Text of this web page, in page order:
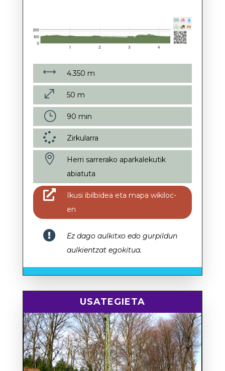
, 4.350 m
. 50 m
} 90 min
 Zirkularra

Herri sarrerako aparkalekutik
abiatuta

Ikusi ibilbidea eta mapa wikiloc-
en

Ez dago aulkitxo edo gurpildun
aulkientzat egokitua.
USATEGIETA